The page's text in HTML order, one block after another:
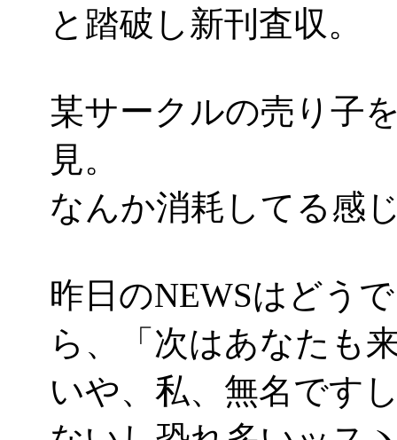
と踏破し新刊査収。
某サークルの売り子
見。
なんか消耗してる感
昨日のNEWSはどう
ら、「次はあなたも
いや、私、無名です